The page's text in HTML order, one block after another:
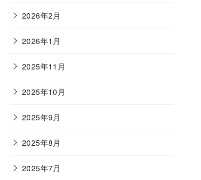
2026年2月
2026年1月
2025年11月
2025年10月
2025年9月
2025年8月
2025年7月